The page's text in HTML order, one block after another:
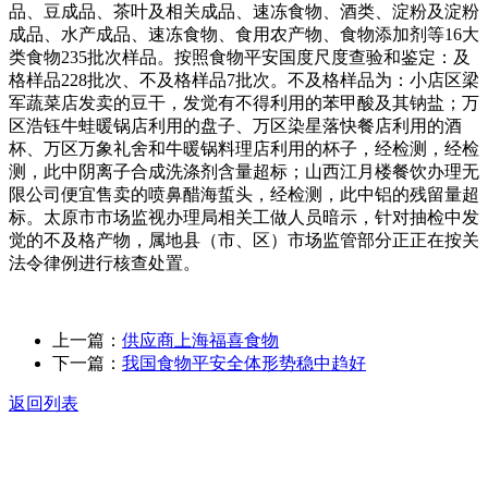
品、豆成品、茶叶及相关成品、速冻食物、酒类、淀粉及淀粉
成品、水产成品、速冻食物、食用农产物、食物添加剂等16大
类食物235批次样品。按照食物平安国度尺度查验和鉴定：及
格样品228批次、不及格样品7批次。不及格样品为：小店区梁
军蔬菜店发卖的豆干，发觉有不得利用的苯甲酸及其钠盐；万
区浩钰牛蛙暖锅店利用的盘子、万区染星落快餐店利用的酒
杯、万区万象礼舍和牛暖锅料理店利用的杯子，经检测，经检
测，此中阴离子合成洗涤剂含量超标；山西江月楼餐饮办理无
限公司便宜售卖的喷鼻醋海蜇头，经检测，此中铝的残留量超
标。太原市市场监视办理局相关工做人员暗示，针对抽检中发
觉的不及格产物，属地县（市、区）市场监管部分正正在按关
法令律例进行核查处置。
上一篇： 供应商上海福喜食物
下一篇： 我国食物平安全体形势稳中趋好
返回列表